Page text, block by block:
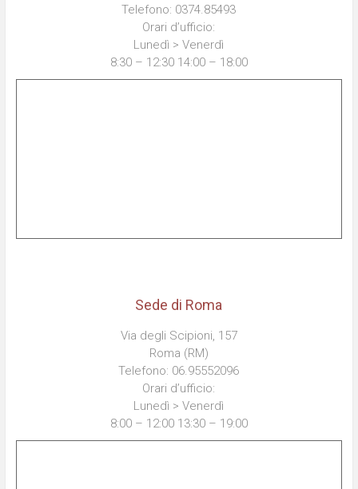
Telefono: 0374.85493
Orari d’ufficio:
Lunedì > Venerdì
8:30 – 12:30 14:00 – 18:00
Sede di Roma
Via degli Scipioni, 157
Roma (RM)
Telefono: 06.95552096
Orari d’ufficio:
Lunedì > Venerdì
8:00 – 12:00 13:30 – 19:00